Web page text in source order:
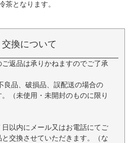
茶となります。
換について
返品は承りかねますのでご了承
良品、破損品、誤配送の場合の
（未使用・未開封のものに限り
以内にメール又はお電話にてご
交換させていただきます。（な